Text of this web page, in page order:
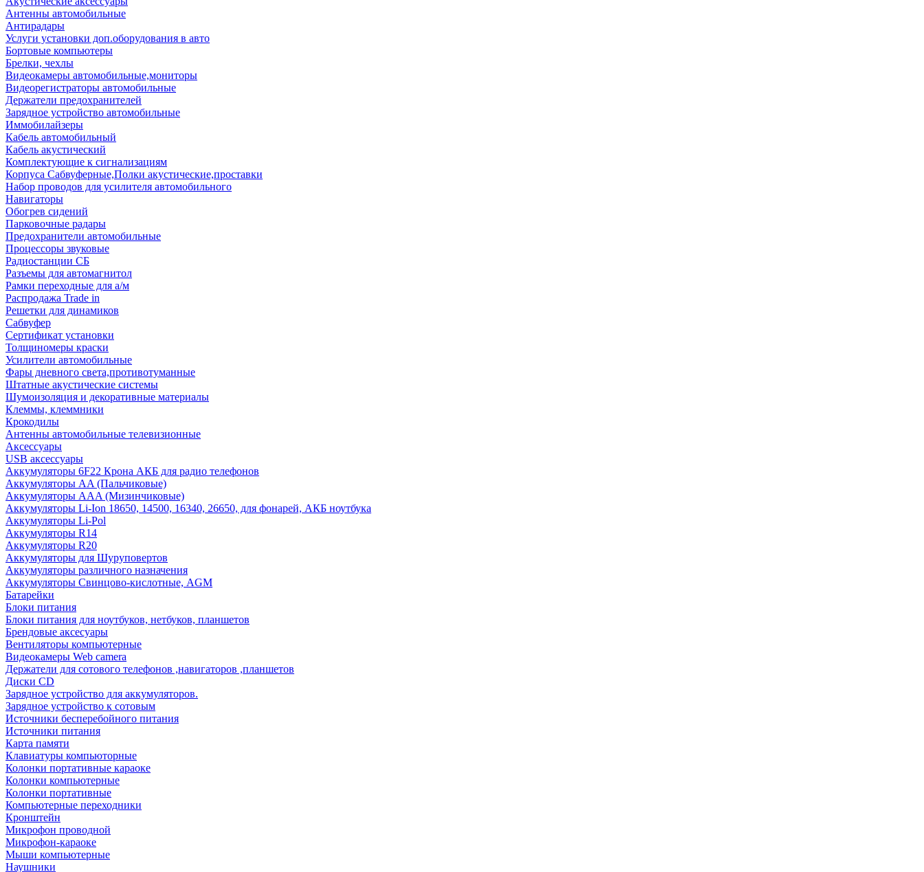
Антенны автомобильные
Антирадары
Услуги установки доп.оборудования в авто
Бортовые компьютеры
Брелки, чехлы
Видеокамеры автомобильные,мониторы
Видеорегистраторы автомобильные
Держатели предохранителей
Зарядное устройство автомобильные
Иммобилайзеры
Кабель автомобильный
Кабель акустический
Комплектующие к сигнализациям
Корпуса Сабвуферные,Полки акустические,проставки
Набор проводов для усилителя автомобильного
Навигаторы
Обогрев сидений
Парковочные радары
Предохранители автомобильные
Процессоры звуковые
Радиостанции СБ
Разъемы для автомагнитол
Рамки переходные для а/м
Распродажа Trade in
Решетки для динамиков
Сабвуфер
Сертификат установки
Толщиномеры краски
Усилители автомобильные
Фары дневного света,противотуманные
Штатные акустические системы
Шумоизоляция и декоративные материалы
Клеммы, клеммники
Крокодилы
Антенны автомобильные телевизионные
Аксессуары
USB аксессуары
Аккумуляторы 6F22 Крона АКБ для радио телефонов
Аккумуляторы AA (Пальчиковые)
Аккумуляторы AAA (Мизинчиковые)
Аккумуляторы Li-Ion 18650, 14500, 16340, 26650, для фонарей, АКБ ноутбука
Аккумуляторы Li-Pol
Аккумуляторы R14
Аккумуляторы R20
Аккумуляторы для Шуруповертов
Аккумуляторы различного назначения
Аккумуляторы Свинцово-кислотные, AGM
Батарейки
Блоки питания
Блоки питания для ноутбуков, нетбуков, планшетов
Брендовые аксесуары
Вентиляторы компьютерные
Видеокамеры Web camera
Держатели для сотового телефонов ,навигаторов ,планшетов
Диски CD
Зарядное устройство для аккумуляторов.
Зарядное устройство к сотовым
Источники бесперебойного питания
Источники питания
Карта памяти
Клавиатуры компьюторные
Колонки портативные караоке
Колонки компьютерные
Колонки портативные
Компьютерные переходники
Кронштейн
Микрофон проводной
Микрофон-караоке
Мыши компьютерные
Наушники